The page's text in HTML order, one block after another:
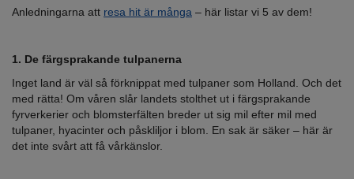
Anledningarna att resa hit är många – här listar vi 5 av dem!
1. De färgsprakande tulpanerna
Inget land är väl så förknippat med tulpaner som Holland. Och det
med rätta! Om våren slår landets stolthet ut i färgsprakande
fyrverkerier och blomsterfälten breder ut sig mil efter mil med
tulpaner, hyacinter och påskliljor i blom. En sak är säker – här är
det inte svårt att få vårkänslor.